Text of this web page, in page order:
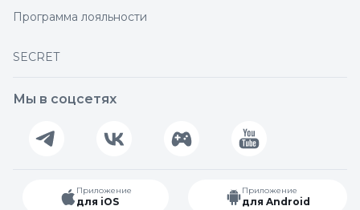
Программа лояльности
SECRET
Мы в соцсетях
Приложение
для iOS
Приложение
для Android